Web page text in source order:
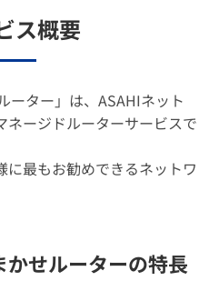
ス概要
ーター」は、ASAHIネット
ネージドルーターサービスで
最もお勧めできるネットワ
せルーターの特長